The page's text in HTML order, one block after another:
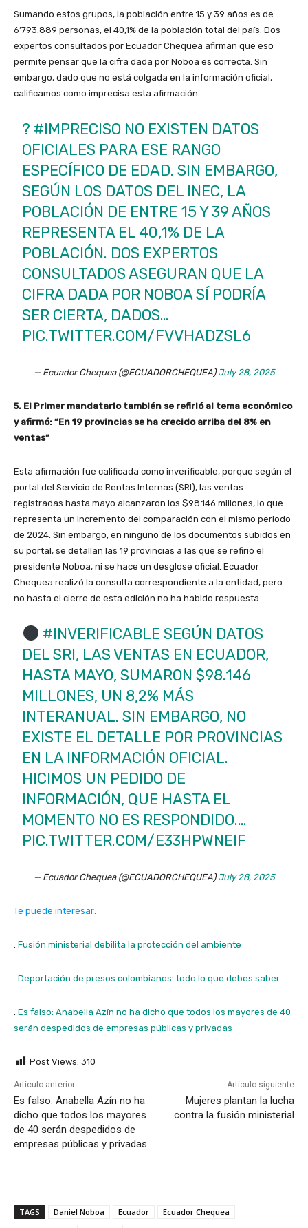
Sumando estos grupos, la población entre 15 y 39 años es de
6’793.889 personas, el 40,1% de la población total del país. Dos
expertos consultados por Ecuador Chequea afirman que eso
permite pensar que la cifra dada por Noboa es correcta. Sin
embargo, dado que no está colgada en la información oficial,
calificamos como imprecisa esta afirmación.
? #IMPRECISO NO EXISTEN DATOS
OFICIALES PARA ESE RANGO
ESPECÍFICO DE EDAD. SIN EMBARGO,
SEGÚN LOS DATOS DEL INEC, LA
POBLACIÓN DE ENTRE 15 Y 39 AÑOS
REPRESENTA EL 40,1% DE LA
POBLACIÓN. DOS EXPERTOS
CONSULTADOS ASEGURAN QUE LA
CIFRA DADA POR NOBOA SÍ PODRÍA
SER CIERTA, DADOS…
PIC.TWITTER.COM/FVVHADZSL6
— Ecuador Chequea (@ECUADORCHEQUEA)July 28, 2025
5. El Primer mandatario también se refirió al tema económico
y afirmó: “En 19 provincias se ha crecido arriba del 8% en
ventas”
Esta afirmación fue calificada como inverificable, porque según el
portal del Servicio de Rentas Internas (SRI), las ventas
registradas hasta mayo alcanzaron los $98.146 millones, lo que
representa un incremento del comparación con el mismo periodo
de 2024. Sin embargo, en ninguno de los documentos subidos en
su portal, se detallan las 19 provincias a las que se refirió el
presidente Noboa, ni se hace un desglose oficial. Ecuador
Chequea realizó la consulta correspondiente a la entidad, pero
no hasta el cierre de esta edición no ha habido respuesta.
#INVERIFICABLE SEGÚN DATOS
DEL SRI, LAS VENTAS EN ECUADOR,
HASTA MAYO, SUMARON $98.146
MILLONES, UN 8,2% MÁS
INTERANUAL. SIN EMBARGO, NO
EXISTE EL DETALLE POR PROVINCIAS
EN LA INFORMACIÓN OFICIAL.
HICIMOS UN PEDIDO DE
INFORMACIÓN, QUE HASTA EL
MOMENTO NO ES RESPONDIDO.…
PIC.TWITTER.COM/E33HPWNEIF
— Ecuador Chequea (@ECUADORCHEQUEA)July 28, 2025
Te puede interesar:
Fusión ministerial debilita la protección del ambiente
Deportación de presos colombianos: todo lo que debes saber
Es falso: Anabella Azín no ha dicho que todos los mayores de 40
serán despedidos de empresas públicas y privadas
Post Views: 310
Artículo anterior
Es falso: Anabella Azín no ha
dicho que todos los mayores
de 40 serán despedidos de
empresas públicas y privadas
Artículo siguiente
Mujeres plantan la lucha
contra la fusión ministerial
TAGS Daniel Noboa Ecuador
Ecuador Chequea